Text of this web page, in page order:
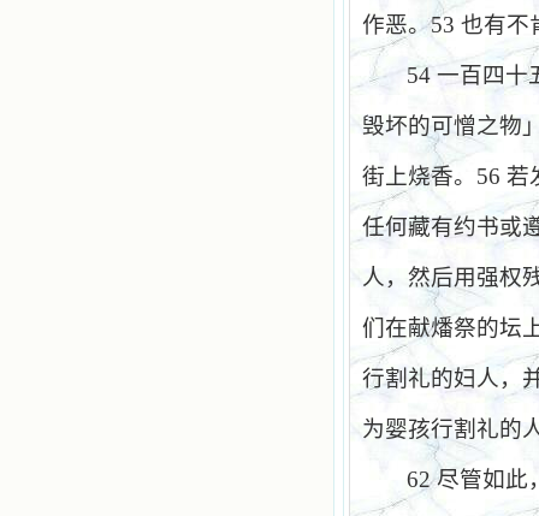
作恶。53 也有不
54一百四十
毁坏的可憎之物
街上烧香。 56 若
任何藏有约书或
人，然后用强权
们在献燔祭的坛
行割礼的妇人，
为婴孩行割礼的
62尽管如此